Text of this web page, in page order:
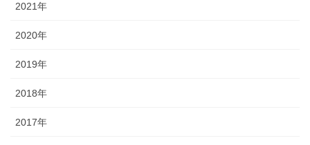
2021年
2020年
2019年
2018年
2017年